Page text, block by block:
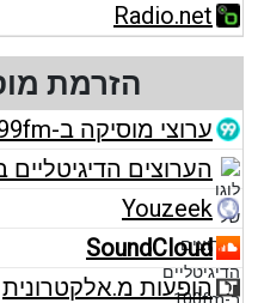
Radio.net
הזרמת
ערוצי מוסיקה ב-eco99fm
הערוצים הדיגיטליים ב-100fm
Youzeek
SoundCloud
הופעות מ.אלקטרונית